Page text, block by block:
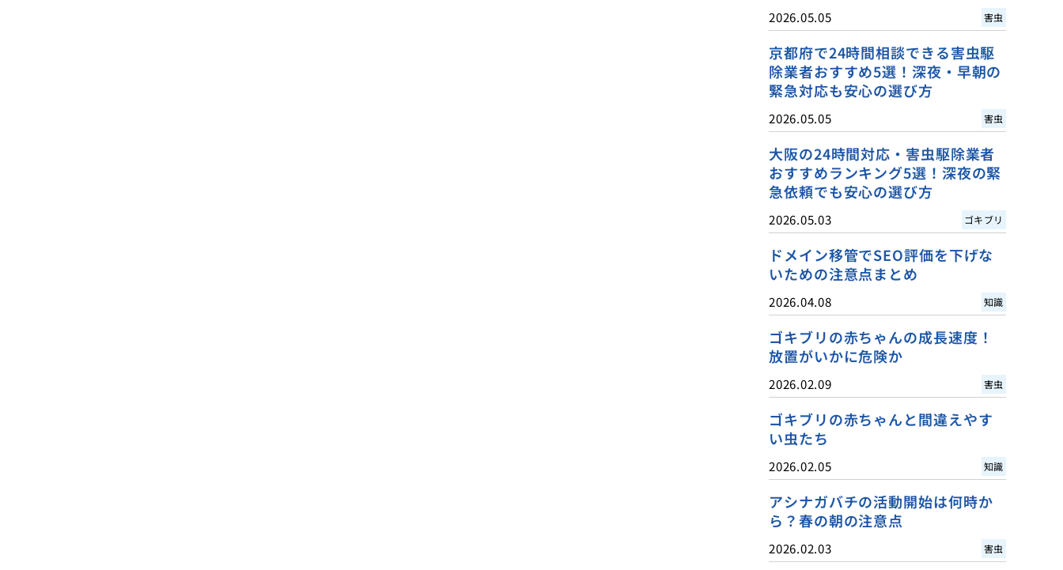
2026.05.05 害虫
京都府で24時間相談できる害虫駆
除業者おすすめ5選！深夜・早朝の
緊急対応も安心の選び方
2026.05.05 害虫
大阪の24時間対応・害虫駆除業者
おすすめランキング5選！深夜の緊
急依頼でも安心の選び方
2026.05.03 ゴキブリ
ドメイン移管でSEO評価を下げな
いための注意点まとめ
2026.04.08 知識
ゴキブリの赤ちゃんの成長速度！
放置がいかに危険か
2026.02.09 害虫
ゴキブリの赤ちゃんと間違えやす
い虫たち
2026.02.05 知識
アシナガバチの活動開始は何時か
ら？春の朝の注意点
2026.02.03 害虫